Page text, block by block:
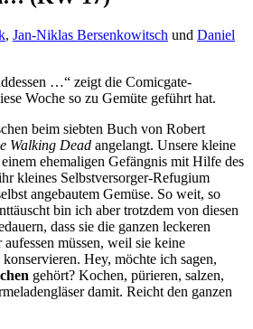
, Jan-Niklas Bersenkowitsch und Daniel
…“ zeigt die Comicgate-
Woche so zu Gemüte geführt hat.
beim siebten Buch von Robert
Walking Dead angelangt. Unsere kleine
ehemaligen Gefängnis mit Hilfe des
kleines Selbstversorger-Refugium
angebautem Gemüse. So weit, so
bin ich aber trotzdem von diesen
dass sie die ganzen leckeren
müssen, weil sie keine
Hey, möchte ich sagen,
gehört? Kochen, pürieren, salzen,
damit. Reicht den ganzen